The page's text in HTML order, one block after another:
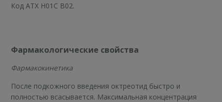
Код АТХ Н01С В02.
Фармакологические свойства
Фармакокинетика
После подкожного введения октреотид быстро и
полностью всасывается. Максимальная концентрация